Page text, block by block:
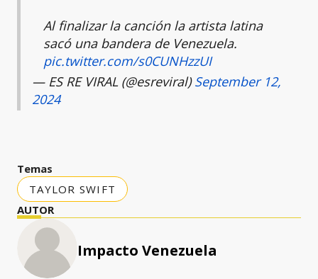
Al finalizar la canción la artista latina
sacó una bandera de Venezuela.
pic.twitter.com/s0CUNHzzUI
— ES RE VIRAL (@esreviral)September 12,
2024
Temas
TAYLOR SWIFT
AUTOR
Impacto Venezuela